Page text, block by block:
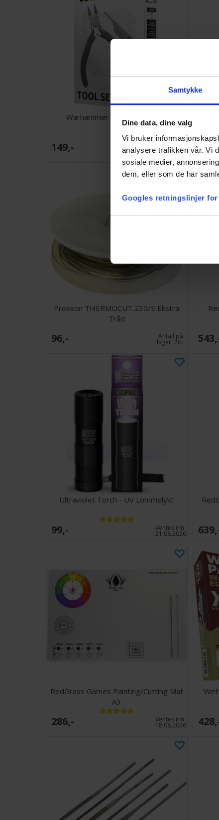
Samtykke
Dine data, dine valg
Vi bruker
analysere trafikken vår. Vi
sosiale medier,
dem, eller som de har
Googles retningslinjer
Warhammer Colour Tools Set
149,- lager:3
Proxxon THERMOCUT 230/E Ekstra
Tråd
96,- Antall på
lager:20+
Ultraviolet Torch - UV Lommelykt
99,- Ventes inn
21.08.2026
RedGrass Games Painting/Cutting Mat
A3
286,- Ventes inn
18.08.2026